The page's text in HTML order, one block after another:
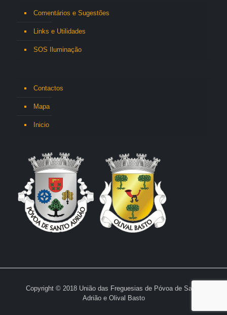
Comentários e Sugestões
Links e Utilidades
SOS Iluminação
Contactos
Mapa
Inicio
Copyright © 2018 União das Freguesias de Póvoa de Santo
Adrião e Olival Basto